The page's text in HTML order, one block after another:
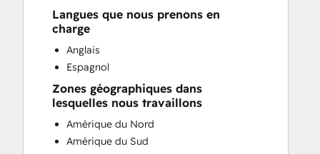
Langues que nous prenons en
charge
Anglais
Espagnol
Zones géographiques dans
lesquelles nous travaillons
Amérique du Nord
Amérique du Sud